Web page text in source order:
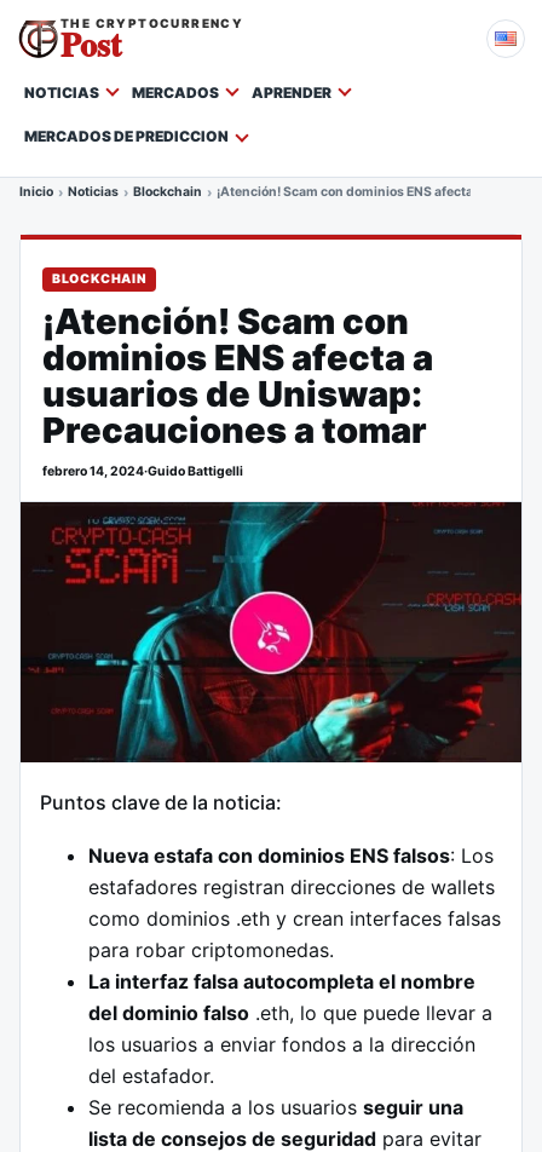
THE CRYPTOCURRENCY
Post
NOTICIAS MERCADOS APRENDER
MERCADOS DE PREDICCION
Inicio Noticias Blockchain ¡Atención! Scam con dominios ENS afecta a
BLOCKCHAIN
¡Atención! Scam con
dominios ENS afecta a
usuarios de Uniswap:
Precauciones a tomar
febrero 14, 2024·Guido Battigelli
Puntos clave de la noticia:
Nueva estafa con dominios ENS falsos: Los
estafadores registran direcciones de wallets
como dominios .eth y crean interfaces falsas
para robar criptomonedas.
La interfaz falsa autocompleta el nombre
del dominio falso .eth, lo que puede llevar a
los usuarios a enviar fondos a la dirección
del estafador.
Se recomienda a los usuarios seguir una
lista de consejos de seguridad para evitar